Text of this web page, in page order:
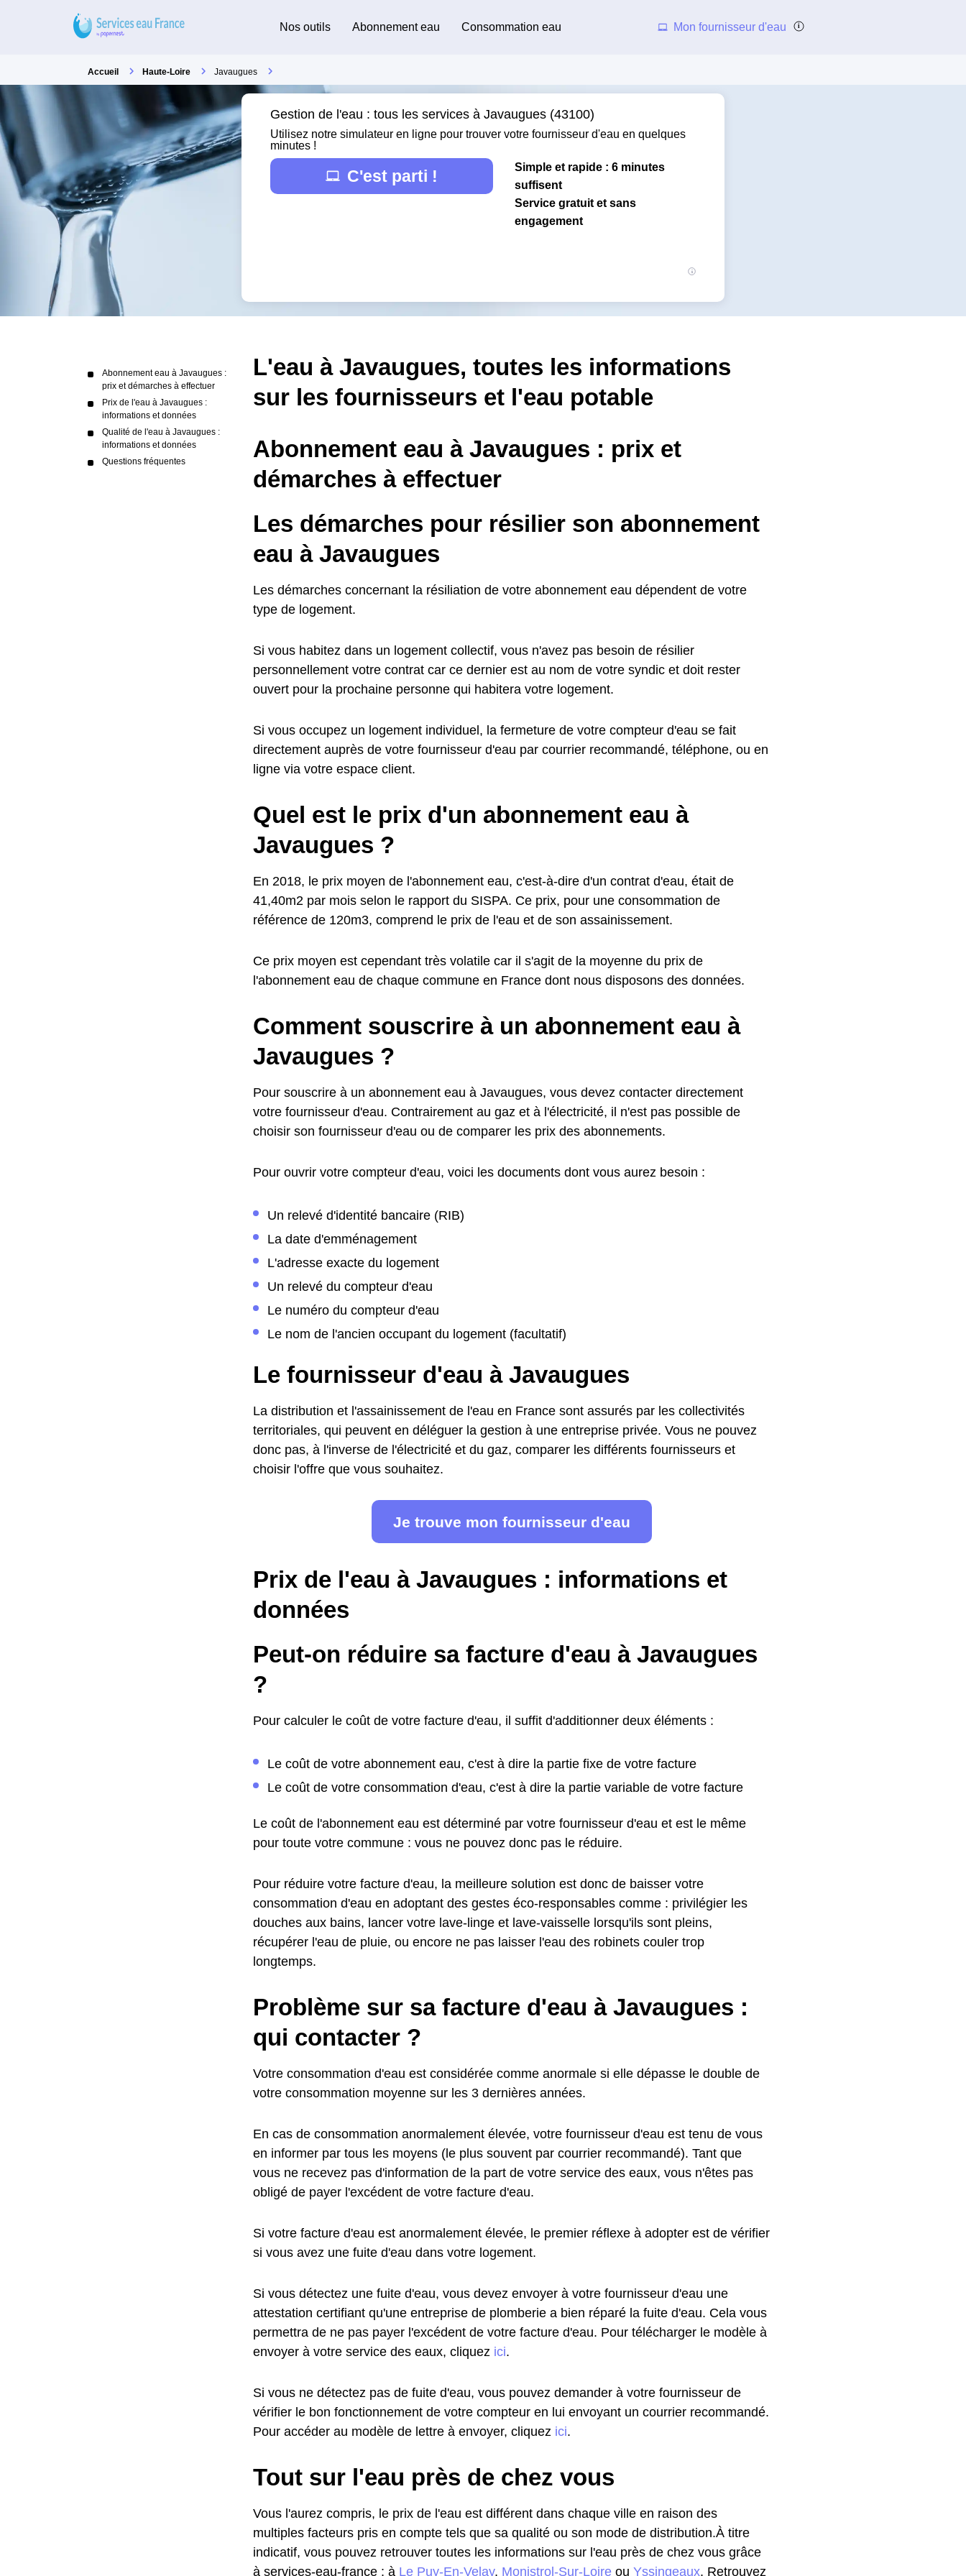
Nos outils Abonnement eau Consommation eau Mon fournisseur d'eau
Accueil Haute-Loire Javaugues
Gestion de l'eau : tous les services à Javaugues (43100)
Utilisez notre simulateur en ligne pour trouver votre fournisseur d'eau en quelques
minutes !
C'est parti !
Simple et rapide : 6 minutes
suffisent
Service gratuit et sans
engagement
Abonnement eau à Javaugues :
prix et démarches à effectuer
Prix de l'eau à Javaugues :
informations et données
Qualité de l'eau à Javaugues :
informations et données
Questions fréquentes
L'eau à Javaugues, toutes les informations
sur les fournisseurs et l'eau potable
Abonnement eau à Javaugues : prix et
démarches à effectuer
Les démarches pour résilier son abonnement
eau à Javaugues
Les démarches concernant la résiliation de votre abonnement eau dépendent de votre
type de logement.
Si vous habitez dans un logement collectif, vous n'avez pas besoin de résilier
personnellement votre contrat car ce dernier est au nom de votre syndic et doit rester
ouvert pour la prochaine personne qui habitera votre logement.
Si vous occupez un logement individuel, la fermeture de votre compteur d'eau se fait
directement auprès de votre fournisseur d'eau par courrier recommandé, téléphone, ou en
ligne via votre espace client.
Quel est le prix d'un abonnement eau à
Javaugues ?
En 2018, le prix moyen de l'abonnement eau, c'est-à-dire d'un contrat d'eau, était de
41,40m2 par mois selon le rapport du SISPA. Ce prix, pour une consommation de
référence de 120m3, comprend le prix de l'eau et de son assainissement.
Ce prix moyen est cependant très volatile car il s'agit de la moyenne du prix de
l'abonnement eau de chaque commune en France dont nous disposons des données.
Comment souscrire à un abonnement eau à
Javaugues ?
Pour souscrire à un abonnement eau à Javaugues, vous devez contacter directement
votre fournisseur d'eau. Contrairement au gaz et à l'électricité, il n'est pas possible de
choisir son fournisseur d'eau ou de comparer les prix des abonnements.
Pour ouvrir votre compteur d'eau, voici les documents dont vous aurez besoin :
Un relevé d'identité bancaire (RIB)
La date d'emménagement
L'adresse exacte du logement
Un relevé du compteur d'eau
Le numéro du compteur d'eau
Le nom de l'ancien occupant du logement (facultatif)
Le fournisseur d'eau à Javaugues
La distribution et l'assainissement de l'eau en France sont assurés par les collectivités
territoriales, qui peuvent en déléguer la gestion à une entreprise privée. Vous ne pouvez
donc pas, à l'inverse de l'électricité et du gaz, comparer les différents fournisseurs et
choisir l'offre que vous souhaitez.
Je trouve mon fournisseur d'eau
Prix de l'eau à Javaugues : informations et
données
Peut-on réduire sa facture d'eau à Javaugues
?
Pour calculer le coût de votre facture d'eau, il suffit d'additionner deux éléments :
Le coût de votre abonnement eau, c'est à dire la partie fixe de votre facture
Le coût de votre consommation d'eau, c'est à dire la partie variable de votre facture
Le coût de l'abonnement eau est déterminé par votre fournisseur d'eau et est le même
pour toute votre commune : vous ne pouvez donc pas le réduire.
Pour réduire votre facture d'eau, la meilleure solution est donc de baisser votre
consommation d'eau en adoptant des gestes éco-responsables comme : privilégier les
douches aux bains, lancer votre lave-linge et lave-vaisselle lorsqu'ils sont pleins,
récupérer l'eau de pluie, ou encore ne pas laisser l'eau des robinets couler trop
longtemps.
Problème sur sa facture d'eau à Javaugues :
qui contacter ?
Votre consommation d'eau est considérée comme anormale si elle dépasse le double de
votre consommation moyenne sur les 3 dernières années.
En cas de consommation anormalement élevée, votre fournisseur d'eau est tenu de vous
en informer par tous les moyens (le plus souvent par courrier recommandé). Tant que
vous ne recevez pas d'information de la part de votre service des eaux, vous n'êtes pas
obligé de payer l'excédent de votre facture d'eau.
Si votre facture d'eau est anormalement élevée, le premier réflexe à adopter est de vérifier
si vous avez une fuite d'eau dans votre logement.
Si vous détectez une fuite d'eau, vous devez envoyer à votre fournisseur d'eau une
attestation certifiant qu'une entreprise de plomberie a bien réparé la fuite d'eau. Cela vous
permettra de ne pas payer l'excédent de votre facture d'eau. Pour télécharger le modèle à
envoyer à votre service des eaux, cliquez ici.
Si vous ne détectez pas de fuite d'eau, vous pouvez demander à votre fournisseur de
vérifier le bon fonctionnement de votre compteur en lui envoyant un courrier recommandé.
Pour accéder au modèle de lettre à envoyer, cliquez ici.
Tout sur l'eau près de chez vous
Vous l'aurez compris, le prix de l'eau est différent dans chaque ville en raison des
multiples facteurs pris en compte tels que sa qualité ou son mode de distribution.À titre
indicatif, vous pouvez retrouver toutes les informations sur l'eau près de chez vous grâce
à services-eau-france : à Le Puy-En-Velay, Monistrol-Sur-Loire ou Yssingeaux. Retrouvez